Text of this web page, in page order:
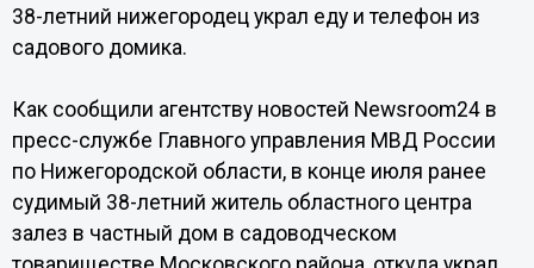
38-летний нижегородец украл еду и телефон из
садового домика.
Как сообщили агентству новостей Newsroom24 в
пресс-службе Главного управления МВД России
по Нижегородской области, в конце июля ранее
судимый 38-летний житель областного центра
залез в частный дом в садоводческом